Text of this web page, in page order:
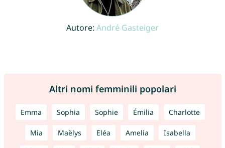
Autore: André Gasteiger
Altri nomi femminili popolari
Emma Sophia Sophie Émilia Charlotte
Mia Maëlys Eléa Amelia Isabella